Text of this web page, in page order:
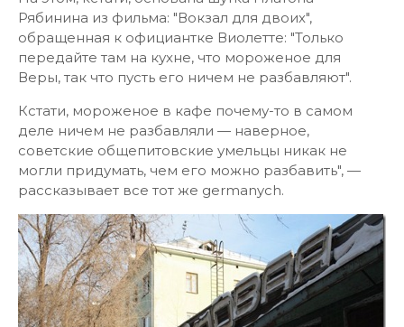
Рябинина из фильма: "Вокзал для двоих",
обращенная к официантке Виолетте: "Только
передайте там на кухне, что мороженое для
Веры, так что пусть его ничем не разбавляют".
Кстати, мороженое в кафе почему-то в самом
деле ничем не разбавляли — наверное,
советские общепитовские умельцы никак не
могли придумать, чем его можно разбавить", —
рассказывает все тот же germanych.